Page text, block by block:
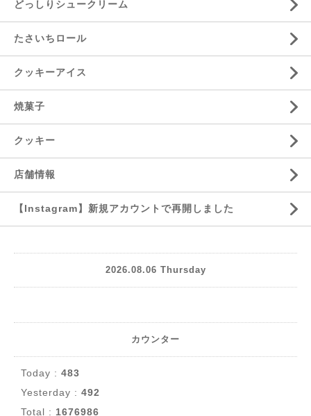
どっしりシュークリーム
たさいちロール
クッキーアイス
焼菓子
クッキー
店舗情報
【Instagram】新規アカウントで再開しました
2026.08.06 Thursday
カウンター
Today : 483
Yesterday : 492
Total : 1676986